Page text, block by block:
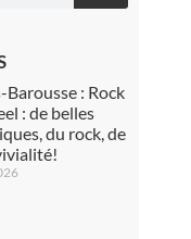
Barousse : Rock
: de belles
du rock, de